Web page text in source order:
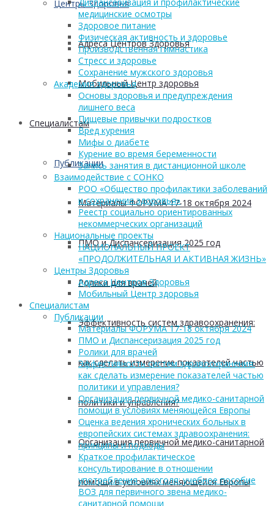
Центры Здоровья
Адреса Центров Здоровья
Мобильный Центр здоровья
Cпециалистам
Публикации
Материалы ФОРУМА 17-18 октября 2024
ПМО и Диспансеризация 2025 год
Ролики для врачей
Эффективность систем здравоохранения:
как сделать измерение показателей частью
политики и управления?
Организация первичной медико-санитарной
помощи в условиях меняющейся Европы
медицинские осмотры
Здоровое питание
Физическая активность и здоровье
Производственная гимнастика
Стресс и здоровье
Сохранение мужского здоровья
Академия здоровья
Основы здоровья и предупреждения
лишнего веса
Пищевые привычки подростков
Вред курения
Мифы о диабете
Курение во время беременности
Запись занятия в дистанционной школе
Взаимодействие с СОНКО
РОО «Общество профилактики заболеваний
и сохранения здоровья»
Реестр социально ориентированных
некоммерческих организаций
Национальные проекты
НАЦИОНАЛЬНЫЙ ПРОЕКТ
«ПРОДОЛЖИТЕЛЬНАЯ И АКТИВНАЯ ЖИЗНЬ»
Центры Здоровья
Адреса Центров Здоровья
Мобильный Центр здоровья
Cпециалистам
Публикации
Материалы ФОРУМА 17-18 октября 2024
ПМО и Диспансеризация 2025 год
Ролики для врачей
Эффективность систем здравоохранения:
как сделать измерение показателей частью
политики и управления?
Организация первичной медико-санитарной
помощи в условиях меняющейся Европы
Оценка ведения хронических больных в
европейских системах здравоохранения:
принципы и подходы
Краткое профилактическое
консультирование в отношении
употребления алкоголя: учебное пособие
ВОЗ для первичного звена медико-
санитарной помощи